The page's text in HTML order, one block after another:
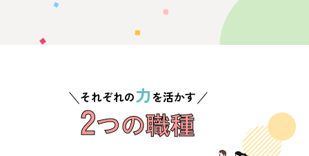
それぞれの力を活かす
2つの職種